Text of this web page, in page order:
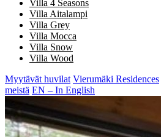
Villa 4 Seasons
Villa Aitalampi
Villa Grey
Villa Mocca
Villa Snow
Villa Wood
Myytävät huvilat Vierumäki Residences
meistä EN – In English